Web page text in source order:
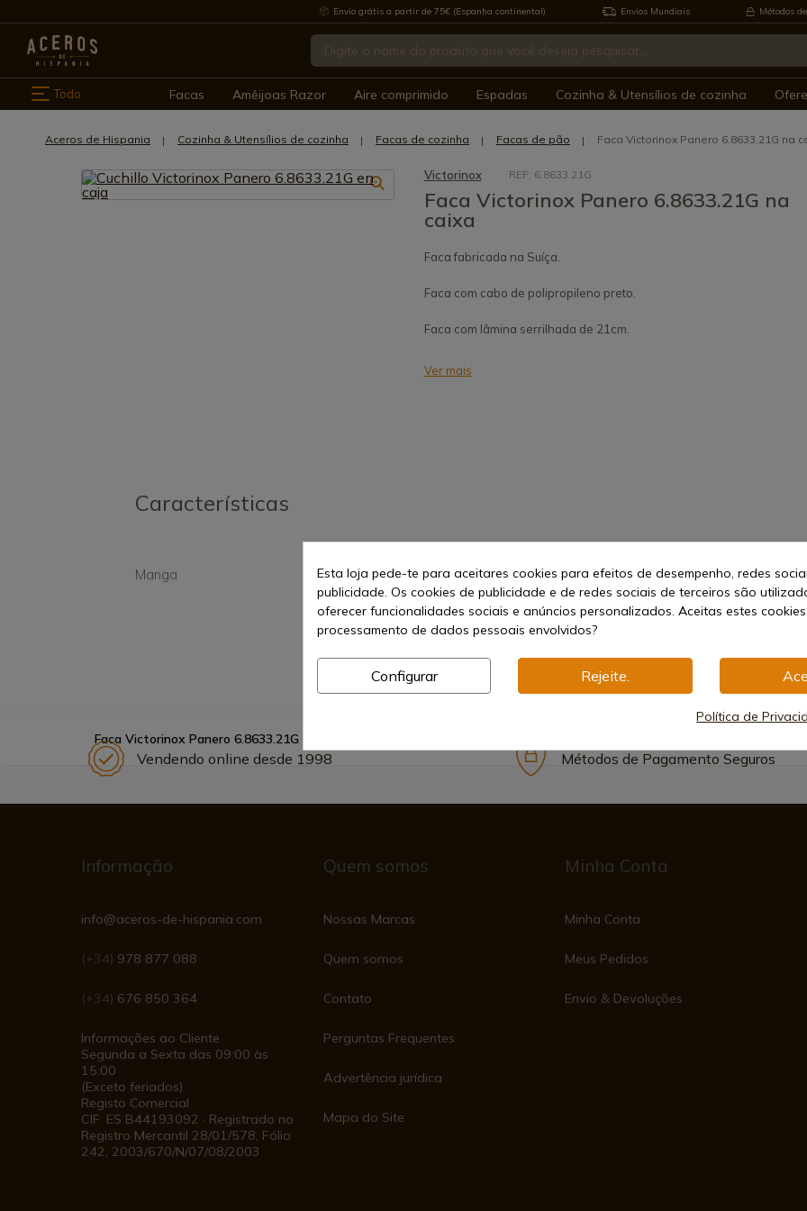
Envio grátis a partir de 75€ (Espanha continental) Envios Mundiais Métodos
Todo Facas Amêijoas Razor Aire comprimido Espadas Cozinha & Utensílios de cozinha
Aceros de Hispania Cozinha & Utensílios de cozinha Facas de cozinha Facas de pão Faca Victorinox Panero 6.8633.21G na
Victorinox REF: 6.8633.21G
Faca Victorinox Panero 6.8633.21G na
caixa
Faca fabricada na Suíça.
Faca com cabo de polipropileno preto.
Faca com lâmina serrilhada de 21cm.
Ver mais
Características
Manga Sintético
Faca Victorinox Panero 6.8633.21G na caixa
Vendendo online desde 1998 Métodos de Pagamento Seguros
Informação
info@aceros-de-hispania.com
(+34) 978 877 088
(+34) 676 850 364
Informações ao Cliente
Segunda a Sexta das 09:00 às
15:00
(Exceto feriados)
Registo Comercial
CIF: ES B44193092 · Registrado no
Registro Mercantil 28/01/578, Fólio
242, 2003/670/N/07/08/2003
Quem somos
Nossas Marcas
Quem somos
Contato
Perguntas Frequentes
Advertência jurídica
Mapa do Site
Minha Conta
Minha Conta
Meus Pedidos
Envio & Devoluções
Esta loja pede-te para aceitares cookies para efeitos de desempenho, redes
publicidade. Os cookies de publicidade e de redes sociais de terceiros são
oferecer funcionalidades sociais e anúncios personalizados. Aceitas estes
processamento de dados pessoais envolvidos?
Configurar Rejeite.
Política de